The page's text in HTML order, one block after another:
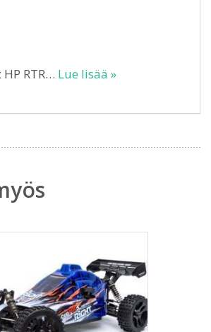
RTR… Lue lisää »